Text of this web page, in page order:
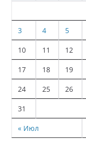
« Июл
3 4 5
10 11 12
17 18 19
24 25 26
31